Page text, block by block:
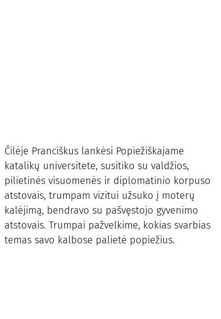
Čilėje Pranciškus lankėsi Popiežiškajame
katalikų universitete, susitiko su valdžios,
pilietinės visuomenės ir diplomatinio korpuso
atstovais, trumpam vizitui užsuko į moterų
kalėjimą, bendravo su pašvęstojo gyvenimo
atstovais. Trumpai pažvelkime, kokias svarbias
temas savo kalbose palietė popiežius.